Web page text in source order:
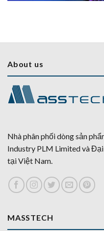
About us
Nhà phân phối dòng sản
Industry PLM Limited và
tại Việt Nam.
MASSTECH